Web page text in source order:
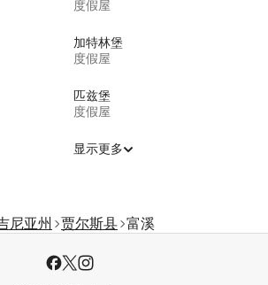
度假屋
加特林堡
度假屋
匹兹堡
度假屋
显示更多
尼亚州 贾尔斯县 富溪